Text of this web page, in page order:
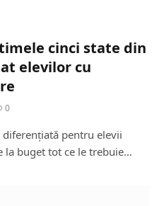
cinci state din
elevilor cu
0
pentru elevii
la buget tot ce le trebuie…